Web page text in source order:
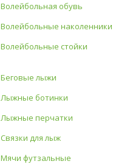
Волейбольная обувь
Волейбольные наколенники
Волейбольные стойки
Беговые лыжи
Лыжные ботинки
Лыжные перчатки
Связки для лыж
Мячи футзальные